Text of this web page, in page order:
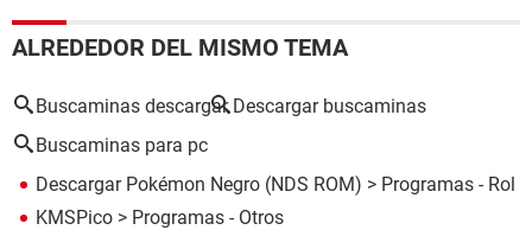
ALREDEDOR DEL MISMO TEMA
Buscaminas descargar Descargar buscaminas
Buscaminas para pc
Descargar Pokémon Negro (NDS ROM) > Programas - Rol
KMSPico > Programas - Otros